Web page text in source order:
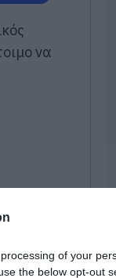
of your
the below opt-out
να